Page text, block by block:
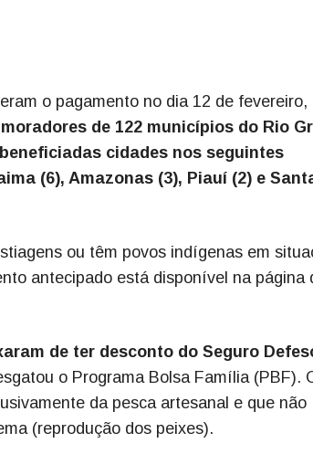
o pagamento no dia 12 de fevereiro,
de 122 municípios do Rio
cidades nos seguintes
(6), Amazonas (3), Piauí (2) e
ou têm povos indígenas em
antecipado está disponível na página
de ter desconto do Seguro
o Programa Bolsa Família (PBF).
da pesca artesanal e que não
(reprodução dos peixes).